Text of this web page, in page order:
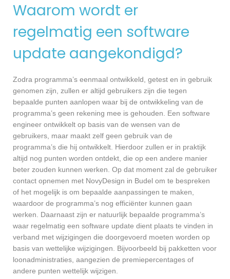
Waarom wordt er
regelmatig een software
update aangekondigd?
Zodra programma’s eenmaal ontwikkeld, getest en in gebruik
genomen zijn, zullen er altijd gebruikers zijn die tegen
bepaalde punten aanlopen waar bij de ontwikkeling van de
programma’s geen rekening mee is gehouden. Een software
engineer ontwikkelt op basis van de wensen van de
gebruikers, maar maakt zelf geen gebruik van de
programma’s die hij ontwikkelt. Hierdoor zullen er in praktijk
altijd nog punten worden ontdekt, die op een andere manier
beter zouden kunnen werken. Op dat moment zal de gebruiker
contact opnemen met NovyDesign in Budel om te bespreken
of het mogelijk is om bepaalde aanpassingen te maken,
waardoor de programma’s nog efficiënter kunnen gaan
werken. Daarnaast zijn er natuurlijk bepaalde programma’s
waar regelmatig een software update dient plaats te vinden in
verband met wijzigingen die doorgevoerd moeten worden op
basis van wettelijke wijzigingen. Bijvoorbeeld bij pakketten voor
loonadministraties, aangezien de premiepercentages of
andere punten wettelijk wijzigen.